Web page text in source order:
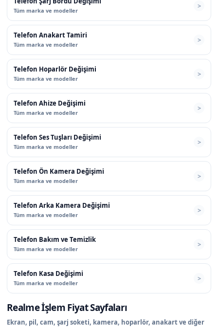
Tüm marka ve modeller
Telefon Anakart Tamiri
Tüm marka ve modeller
Telefon Hoparlör Değişimi
Tüm marka ve modeller
Telefon Ahize Değişimi
Tüm marka ve modeller
Telefon Ses Tuşları Değişimi
Tüm marka ve modeller
Telefon Ön Kamera Değişimi
Tüm marka ve modeller
Telefon Arka Kamera Değişimi
Tüm marka ve modeller
Telefon Bakım ve Temizlik
Tüm marka ve modeller
Telefon Kasa Değişimi
Tüm marka ve modeller
Realme İşlem Fiyat Sayfaları
Ekran, pil, cam, şarj soketi, kamera, hoparlör, anakart ve diğer